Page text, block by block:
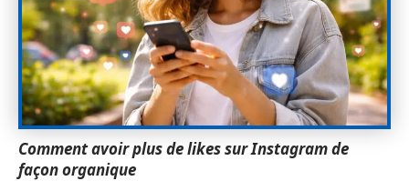
Comment avoir plus de likes sur Instagram de
façon organique